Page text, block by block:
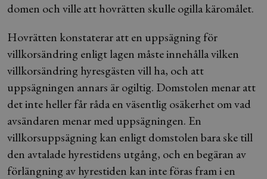
domen och ville att hovrätten skulle ogilla käromålet.
Hovrätten konstaterar att en uppsägning för
villkorsändring enligt lagen måste innehålla vilken
villkorsändring hyresgästen vill ha, och att
uppsägningen annars är ogiltig. Domstolen menar att
det inte heller får råda en väsentlig osäkerhet om vad
avsändaren menar med uppsägningen. En
villkorsuppsägning kan enligt domstolen bara ske till
den avtalade hyrestidens utgång, och en begäran av
förlängning av hyrestiden kan inte föras fram i en